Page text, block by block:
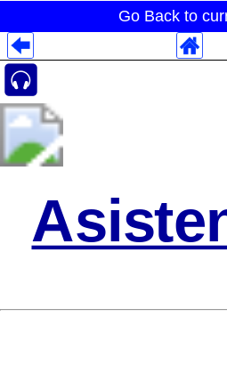
Go Back to
Despliegues Analytics
Despliegues Totales
Despliegues por Rubros